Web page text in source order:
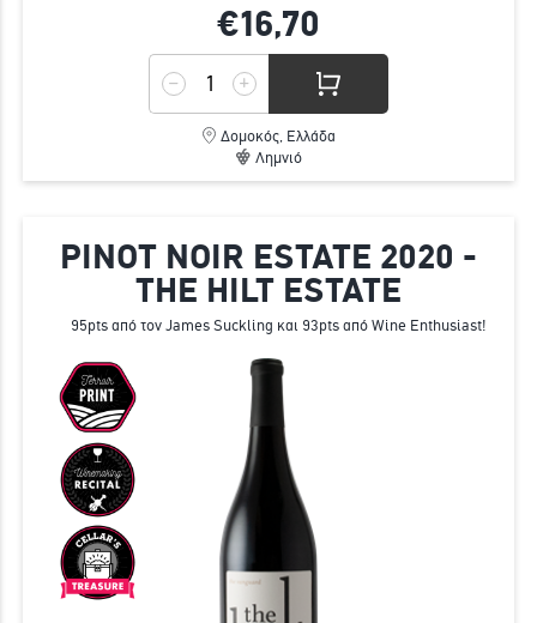
€16,70
Δομοκός, Ελλάδα
Λημνιό
PINOT NOIR ESTATE 2020 -
THE HILT ESTATE
95pts από τον James Suckling και 93pts από Wine Enthusiast!